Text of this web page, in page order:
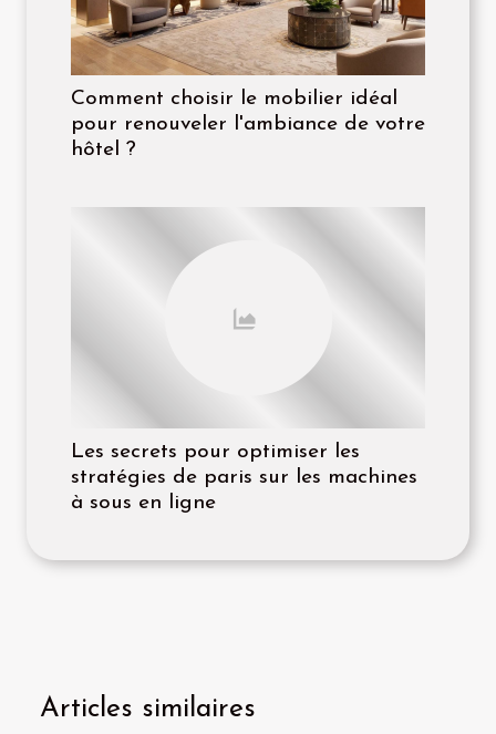
Comment choisir le mobilier idéal
pour renouveler l'ambiance de votre
hôtel ?
Les secrets pour optimiser les
stratégies de paris sur les machines
à sous en ligne
Articles similaires